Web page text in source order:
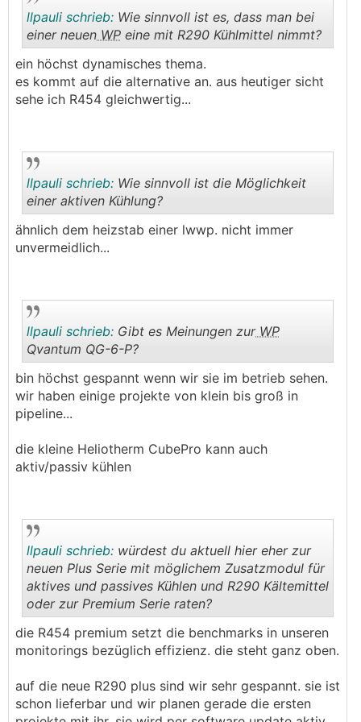
..
llpauli schrieb: Wie sinnvoll ist es, dass man bei
einer neuen WP eine mit R290 Kühlmittel nimmt?
ein höchst dynamisches thema.
es kommt auf die alternative an. aus heutiger sicht
sehe ich R454 gleichwertig...
llpauli schrieb: Wie sinnvoll ist die Möglichkeit
einer aktiven Kühlung?
ähnlich dem heizstab einer lwwp. nicht immer
unvermeidlich...
..
llpauli schrieb: Gibt es Meinungen zurWP
Qvantum QG-6-P?
bin höchst gespannt wenn wir sie im betrieb sehen.
wir haben einige projekte von klein bis groß in
pipeline...
die kleine Heliotherm CubePro kann auch
aktiv/passiv kühlen
..
llpauli schrieb: würdest du aktuell hier eher zur
neuen Plus Serie mit möglichem Zusatzmodul für
aktives und passives Kühlen und R290 Kältemittel
oder zur Premium Serie raten?
die R454 premium setzt die benchmarks in unseren
monitorings bezüglich effizienz. die steht ganz oben.
auf die neue R290 plus sind wir sehr gespannt. sie ist
schon lieferbar und wir planen gerade die ersten